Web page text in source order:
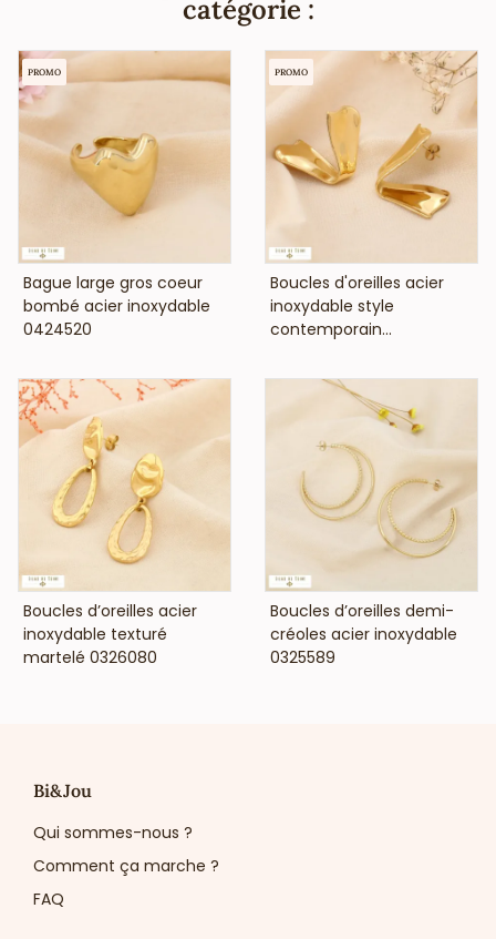
catégorie :
VOIR LE PRIX
Bague large gros coeur
bombé acier inoxydable
0424520
PROMO
VOIR LE PRIX
Boucles d'oreilles acier
inoxydable style
contemporain...
PROMO
VOIR LE PRIX
Boucles d’oreilles acier
inoxydable texturé
martelé 0326080
VOIR LE PRIX
Boucles d’oreilles demi-
créoles acier inoxydable
0325589
Bi&Jou
Qui sommes-nous ?
Comment ça marche ?
FAQ